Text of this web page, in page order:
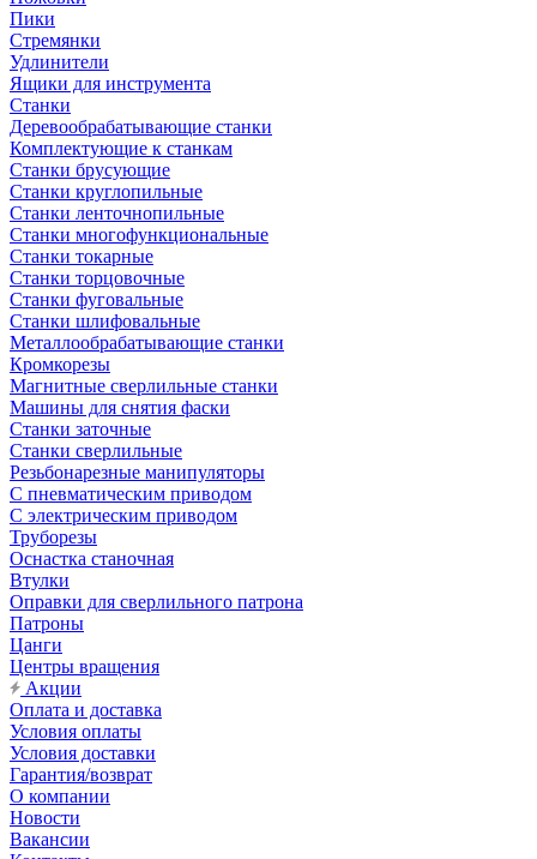
Пики
Стремянки
Удлинители
Ящики для инструмента
Станки
Деревообрабатывающие станки
Комплектующие к станкам
Станки брусующие
Станки круглопильные
Станки ленточнопильные
Станки многофункциональные
Станки токарные
Станки торцовочные
Станки фуговальные
Станки шлифовальные
Металлообрабатывающие станки
Кромкорезы
Магнитные сверлильные станки
Машины для снятия фаски
Станки заточные
Станки сверлильные
Резьбонарезные манипуляторы
С пневматическим приводом
С электрическим приводом
Труборезы
Оснастка станочная
Втулки
Оправки для сверлильного патрона
Патроны
Цанги
Центры вращения
Акции
Оплата и доставка
Условия оплаты
Условия доставки
Гарантия/возврат
О компании
Новости
Вакансии